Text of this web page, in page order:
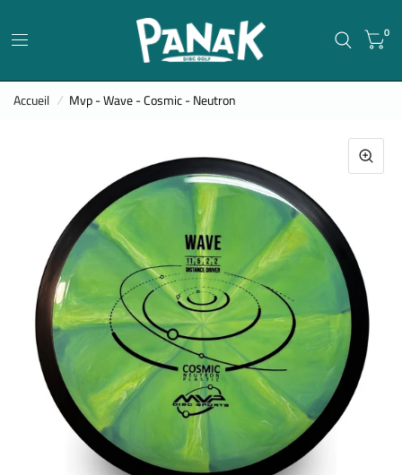
0
Accueil / Mvp - Wave - Cosmic - Neutron